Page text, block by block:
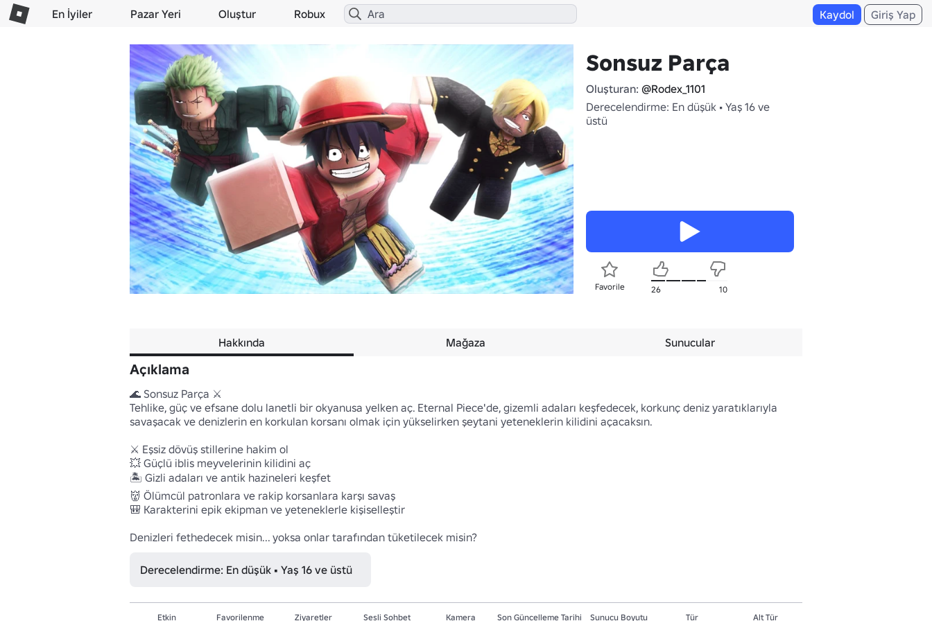
En İyiler Pazar Yeri Oluştur Robux Kaydol Giriş Yap
Sonsuz Parça
Oluşturan: @Rodex_1101
Derecelendirme: En düşük • Yaş 16 ve
üstü
Favorile 26 10
Hakkında Mağaza Sunucular
Açıklama
🌊 Sonsuz Parça ⚔️
Tehlike, güç ve efsane dolu lanetli bir okyanusa yelken aç. Eternal Piece'de, gizemli adaları keşfedecek, korkunç deniz yaratıklarıyla
savaşacak ve denizlerin en korkulan korsanı olmak için yükselirken şeytani yeteneklerin kilidini açacaksın.
⚔️ Eşsiz dövüş stillerine hakim ol
💥 Güçlü iblis meyvelerinin kilidini aç
🏝️ Gizli adaları ve antik hazineleri keşfet
👹 Ölümcül patronlara ve rakip korsanlara karşı savaş
🎒 Karakterini epik ekipman ve yeteneklerle kişiselleştir
Denizleri fethedecek misin... yoksa onlar tarafından tüketilecek misin?
Derecelendirme: En düşük • Yaş 16 ve üstü
Etkin Favorilenme Ziyaretler Sesli Sohbet Kamera Son Güncelleme Tarihi Sunucu Boyutu Tür Alt Tür